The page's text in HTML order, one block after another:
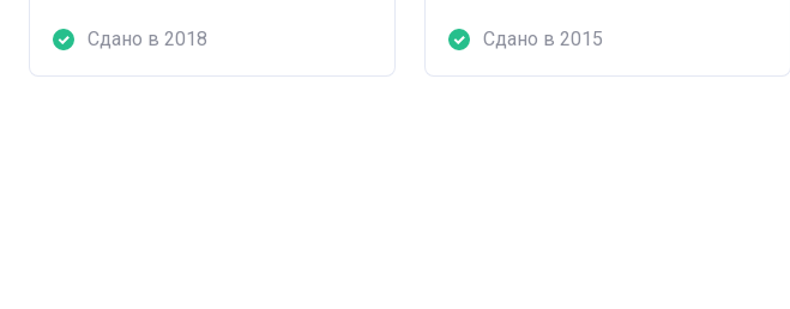
Сдано в 2018 Сдано в 2015